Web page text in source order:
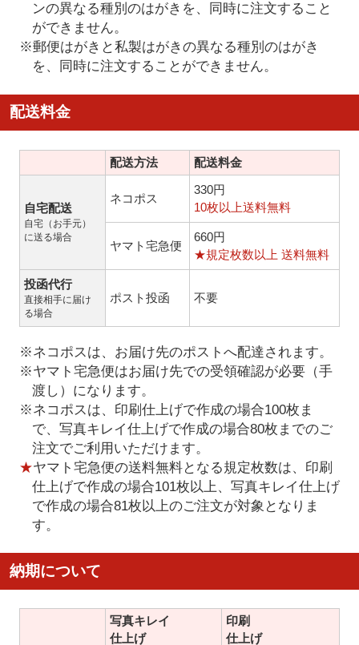
ンの異なる種別のはがきを、同時に注文すること
ができません。
※郵便はがきと私製はがきの異なる種別のはがき
を、同時に注文することができません。
配送料金
配送方法 配送料金
自宅配送
自宅（お手元）
に送る場合
ネコポス
330円
10枚以上送料無料
ヤマト宅急便
660円
★規定枚数以上 送料無料
投函代行
直接相手に届け
る場合
ポスト投函 不要
※ネコポスは、お届け先のポストへ配達されます。
※ヤマト宅急便はお届け先での受領確認が必要（手
渡し）になります。
※ネコポスは、印刷仕上げで作成の場合100枚ま
で、写真キレイ仕上げで作成の場合80枚までのご
注文でご利用いただけます。
★ヤマト宅急便の送料無料となる規定枚数は、印刷
仕上げで作成の場合101枚以上、写真キレイ仕上げ
で作成の場合81枚以上のご注文が対象となりま
す。
納期について
写真キレイ
仕上げ
印刷
仕上げ